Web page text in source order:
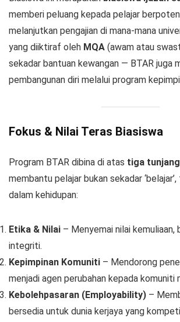
memberi peluang kepada pelajar
melanjutkan pengajian di mana-mana
yang diiktiraf oleh MQA (awam atau
sekadar bantuan kewangan — BTAR juga
pembangunan diri melalui program
Fokus & Nilai Teras Biasiswa
Program BTAR dibina di atas tiga
membantu pelajar bukan sekadar ‘belajar’,
dalam kehidupan:
Etika & Nilai – Menyemai nilai kemuliaan,
integriti.
Kepimpinan Komuniti – Mendorong
menjadi agen perubahan kepada komuniti
Kebolehpasaran (Employability) –
bersedia untuk dunia kerjaya yang